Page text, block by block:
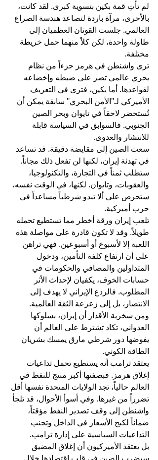
لم تأتِ قمة بكين بتسوية كبرى. لقد كانت،
بالأحرى، مرآة باردة لتصاعد هندسة الصراع
العالمي. جلست القوتان العظميان إلى
طاولة واحدة، لكن كلاً منهما حمل خريطة
مختلفة.
ترى واشنطن في هرمز جزءاً من نظام
بحري عالمي تصر على ضبطه وإخضاعه
لقواعدها. أما بكين، فترى في التعريف
الأميركي لـ"الأمن البحري" سابقة يمكن أن
تُستحضر لاحقاً في تايوان وبحر الصين
الجنوبي. فالسوابق في السياسة قابلة
للانتشار والعدوى.
سعت الصين إلى مقايضة دقيقة. قد تساعد
في تهدئة إيران، لكنها لن تفعل ذلك مجاناً.
ستطلب ثمناً في التجارة، والتكنولوجيا،
والعقوبات، وتايوان. لكنها، في الوقت نفسه،
ستحرص على ألا تبدو شرطياً مساعداً في
حرب أميركية.
تلعب إيران ورقة أخطر مما تستطيع تحمله
طويلاً. وقد لا تكون قادرة على مواصلة هذه
اللعبة إلا لأسبوع أو أسبوعين. فهي تراهن
على أن ارتفاع كلفة التأمين، ودخول
المتداولين والمصافي والحكومات في
حسابات الخوف، يكفيان لإحداث الأثر
المطلوب. فالردع الإيراني لا يهدف إلى
الانتصار، بل إلى زعزعة الثقة العالمية.
ومن سخرية الأقدار أن إيران، بسلوكها
العدواني، تكاد تشترط على العالم أن
يفوضها دور شرطي مارق يمسك بشريان
الطاقة الكوني.
يعتقد ترامب أنه يستطيع تحمل تداعيات
إغلاق هرمز. فبصفتها أكبر منتج للنفط في
العالم حالياً، تجد الولايات المتحدة نفسها أقل
تضرراً من غيرها. وفي أسوأ الأحوال، قد تلجأ
واشنطن إلى وقف تصدير النفط مؤقتاً،
ضماناً لكبح الأسعار في الداخل وتجنب
التداعيات السياسية على إدارة ترامب.
بل يعتقد الأميركيون أن إغلاق المضيق